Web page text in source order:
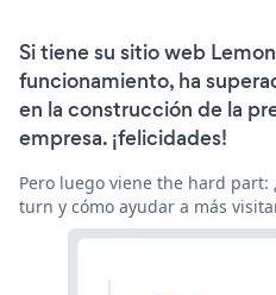
Si tiene su sitio web
funcionamiento, ha
en la construcción de la
empresa. ¡felicidades!
Pero luego viene the hard part:
turn y cómo ayudar a más